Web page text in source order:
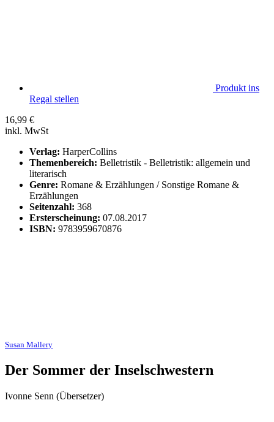
Produkt ins
Regal stellen
16,99 €
inkl. MwSt
Verlag: HarperCollins
Themenbereich: Belletristik - Belletristik: allgemein und
literarisch
Genre: Romane & Erzählungen / Sonstige Romane &
Erzählungen
Seitenzahl: 368
Ersterscheinung: 07.08.2017
ISBN: 9783959670876
Susan Mallery
Der Sommer der Inselschwestern
Ivonne Senn (Übersetzer)